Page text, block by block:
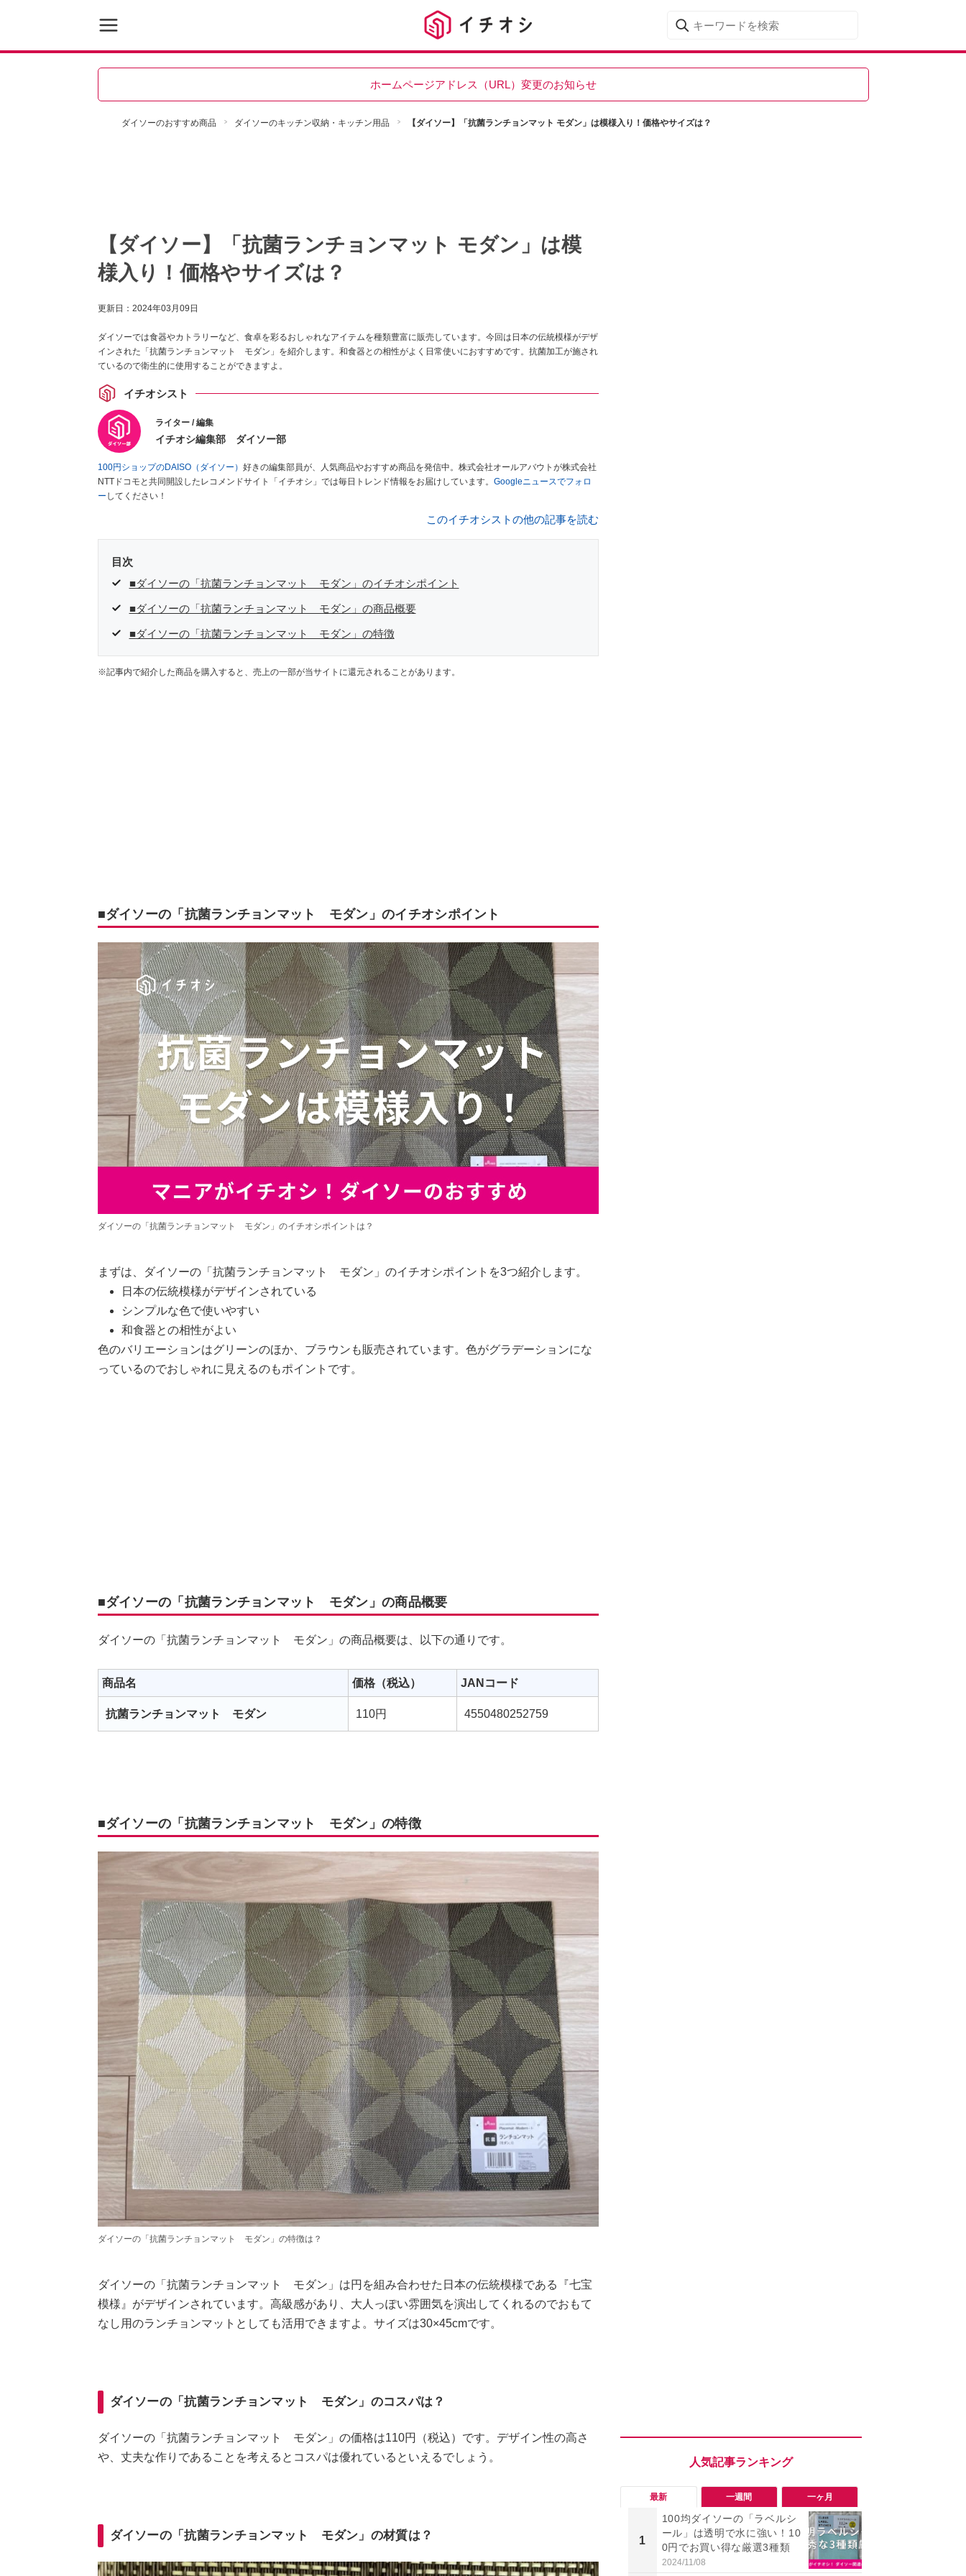
ホームページアドレス（URL）変更のお知らせ
ダイソーのおすすめ商品 ダイソーのキッチン収納・キッチン用品 【ダイソー】「抗菌ランチョンマット モダン」は模様入り！価格やサイズは？
【ダイソー】「抗菌ランチョンマット モダン」は模
様入り！価格やサイズは？
更新日： 2024年03月09日
ダイソーでは食器やカトラリーなど、食卓を彩るおしゃれなアイテムを種類豊富に販売しています。今回は日本の伝統模様がデザ
インされた「抗菌ランチョンマット モダン」を紹介します。和食器との相性がよく日常使いにおすすめです。抗菌加工が施され
ているので衛生的に使用することができますよ。
イチオシスト
ライター / 編集
イチオシ編集部 ダイソー部
100円ショップのDAISO（ダイソー） 好きの編集部員が、人気商品やおすすめ商品を発信中。株式会社オールアバウトが株式会社
NTTドコモと共同開設したレコメンドサイト「イチオシ」では毎日トレンド情報をお届けしています。 Googleニュースでフォロ
ー してください！
このイチオシストの他の記事を読む
目次
■ダイソーの「抗菌ランチョンマット モダン」のイチオシポイント
■ダイソーの「抗菌ランチョンマット モダン」の商品概要
■ダイソーの「抗菌ランチョンマット モダン」の特徴
※記事内で紹介した商品を購入すると、売上の一部が当サイトに還元されることがあります。
■ダイソーの「抗菌ランチョンマット モダン」のイチオシポイント
ダイソーの「抗菌ランチョンマット モダン」のイチオシポイントは？
まずは、ダイソーの「抗菌ランチョンマット モダン」のイチオシポイントを3つ紹介します。
日本の伝統模様がデザインされている
シンプルな色で使いやすい
和食器との相性がよい
色のバリエーションはグリーンのほか、ブラウンも販売されています。色がグラデーションにな
っているのでおしゃれに見えるのもポイントです。
■ダイソーの「抗菌ランチョンマット モダン」の商品概要
ダイソーの「抗菌ランチョンマット モダン」の商品概要は、以下の通りです。
商品名 価格（税込） JANコード
抗菌ランチョンマット モダン 110円 4550480252759
■ダイソーの「抗菌ランチョンマット モダン」の特徴
ダイソーの「抗菌ランチョンマット モダン」の特徴は？
ダイソーの「抗菌ランチョンマット モダン」は円を組み合わせた日本の伝統模様である『七宝
模様』がデザインされています。高級感があり、大人っぽい雰囲気を演出してくれるのでおもて
なし用のランチョンマットとしても活用できますよ。サイズは30×45cmです。
ダイソーの「抗菌ランチョンマット モダン」のコスパは？
ダイソーの「抗菌ランチョンマット モダン」の価格は110円（税込）です。デザイン性の高さ
や、丈夫な作りであることを考えるとコスパは優れているといえるでしょう。
ダイソーの「抗菌ランチョンマット モダン」の材質は？
最新 一週間 一ヶ月
1
100均ダイソーの「ラベルシ
ール」は透明で水に強い！10
0円でお買い得な厳選3種類
2024/11/08